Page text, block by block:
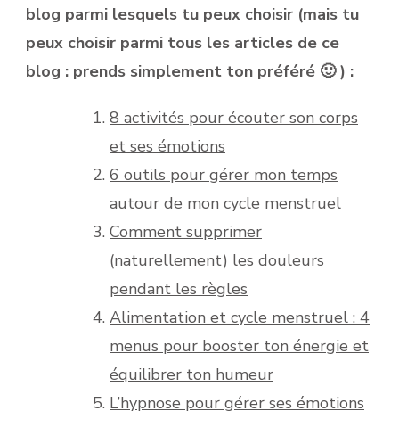
blog parmi lesquels tu peux choisir (mais tu
peux choisir parmi tous les articles de ce
blog : prends simplement ton préféré 🙂 ) :
8 activités pour écouter son corps
et ses émotions
6 outils pour gérer mon temps
autour de mon cycle menstruel
Comment supprimer
(naturellement) les douleurs
pendant les règles
Alimentation et cycle menstruel : 4
menus pour booster ton énergie et
équilibrer ton humeur
L’hypnose pour gérer ses émotions